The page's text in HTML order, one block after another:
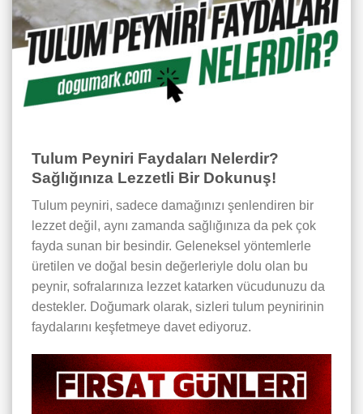
Tulum Peyniri Faydaları Nelerdir?
Sağlığınıza Lezzetli Bir Dokunuş!
Tulum peyniri, sadece damağınızı şenlendiren bir
lezzet değil, aynı zamanda sağlığınıza da pek çok
fayda sunan bir besindir. Geleneksel yöntemlerle
üretilen ve doğal besin değerleriyle dolu olan bu
peynir, sofralarınıza lezzet katarken vücudunuzu da
destekler. Doğumark olarak, sizleri tulum peynirinin
faydalarını keşfetmeye davet ediyoruz.